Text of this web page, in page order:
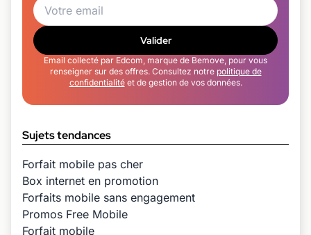
Valider
Email collecté par Edcom, marque de Bemove, pour vous
renseigner sur des offres. Consultez notre politique de
confidentialitéet de gestion de vos données.
Sujets tendances
Forfait mobile pas cher
Box internet en promotion
Forfaits mobile sans engagement
Promos Free Mobile
Forfait mobile